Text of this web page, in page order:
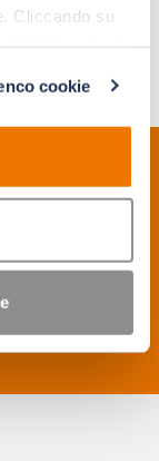
Cliccando su
cookie